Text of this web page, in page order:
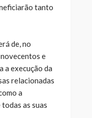
tanto
de, no
e
a execução da
relacionadas
a
as suas